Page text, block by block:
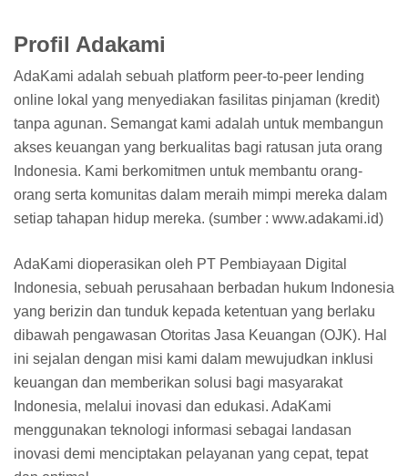
Profil Adakami
AdaKami adalah sebuah platform peer-to-peer lending
online lokal yang menyediakan fasilitas pinjaman (kredit)
tanpa agunan. Semangat kami adalah untuk membangun
akses keuangan yang berkualitas bagi ratusan juta orang
Indonesia. Kami berkomitmen untuk membantu orang-
orang serta komunitas dalam meraih mimpi mereka dalam
setiap tahapan hidup mereka. (sumber : www.adakami.id)
AdaKami dioperasikan oleh PT Pembiayaan Digital
Indonesia, sebuah perusahaan berbadan hukum Indonesia
yang berizin dan tunduk kepada ketentuan yang berlaku
dibawah pengawasan Otoritas Jasa Keuangan (OJK). Hal
ini sejalan dengan misi kami dalam mewujudkan inklusi
keuangan dan memberikan solusi bagi masyarakat
Indonesia, melalui inovasi dan edukasi. AdaKami
menggunakan teknologi informasi sebagai landasan
inovasi demi menciptakan pelayanan yang cepat, tepat